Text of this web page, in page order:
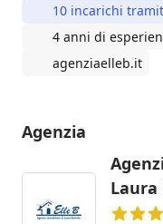
10 incarichi
4 anni di
agenziaelleb.it
Agenzia